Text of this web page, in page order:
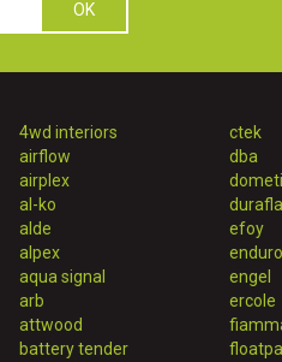
4wd interiors
airflow
airplex
al-ko
alde
alpex
aqua signal
arb
attwood
battery tender
ctek
dba
efoy
engel
ercole